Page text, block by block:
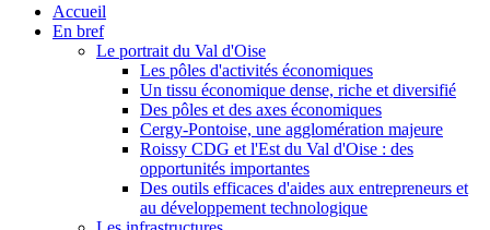
Accueil
En bref
Le portrait du Val d'Oise
Les pôles d'activités économiques
Un tissu économique dense, riche et diversifié
Des pôles et des axes économiques
Cergy-Pontoise, une agglomération majeure
Roissy CDG et l'Est du Val d'Oise : des
opportunités importantes
Des outils efficaces d'aides aux entrepreneurs et
au développement technologique